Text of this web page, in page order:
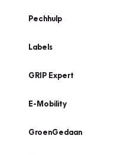
Pechhulp
Labels
GRIP Expert
E-Mobility
GroenGedaan